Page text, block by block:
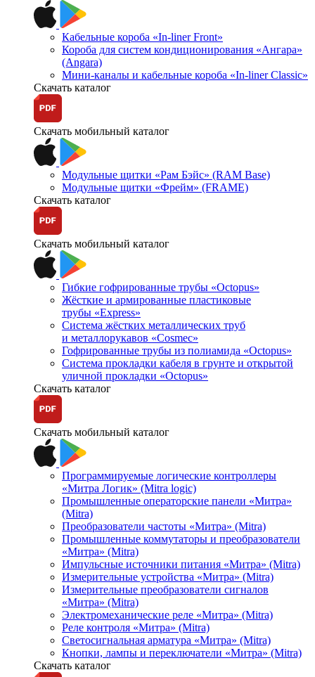
Кабельные короба «In-liner Front»
Короба для систем кондиционирования «Ангара»
(Angara)
Мини-каналы и кабельные короба «In-liner Classic»
Скачать каталог
Скачать мобильный каталог
Модульные щитки «Рам Бэйс» (RAM Base)
Модульные щитки «Фрейм» (FRAME)
Скачать каталог
Скачать мобильный каталог
Гибкие гофрированные трубы «Octopus»
Жёсткие и армированные пластиковые
трубы «Express»
Система жёстких металлических труб
и металлорукавов «Cosmec»
Гофрированные трубы из полиамида «Octopus»
Система прокладки кабеля в грунте и открытой
уличной прокладки «Octopus»
Скачать каталог
Скачать мобильный каталог
Программируемые логические контроллеры
«Митра Логик» (Mitra logic)
Промышленные операторские панели «Митра»
(Mitra)
Преобразователи частоты «Митра» (Mitra)
Промышленные коммутаторы и преобразователи
«Митра» (Mitra)
Импульсные источники питания «Митра» (Mitra)
Измерительные устройства «Митра» (Mitra)
Измерительные преобразователи сигналов
«Митра» (Mitra)
Электромеханические реле «Митра» (Mitra)
Реле контроля «Митра» (Mitra)
Светосигнальная арматура «Митра» (Mitra)
Кнопки, лампы и переключатели «Митра» (Mitra)
Скачать каталог